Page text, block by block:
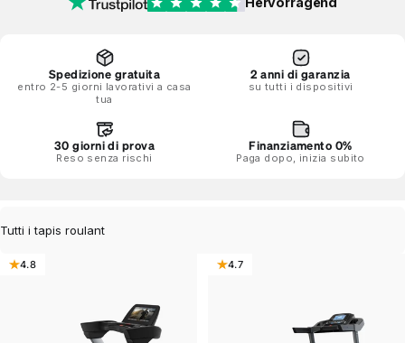
Spedizione gratuita
entro 2-5 giorni lavorativi a casa
tua
2 anni di garanzia
su tutti i dispositivi
30 giorni di prova
Reso senza rischi
Finanziamento 0%
Paga dopo, inizia subito
4.8 4.7